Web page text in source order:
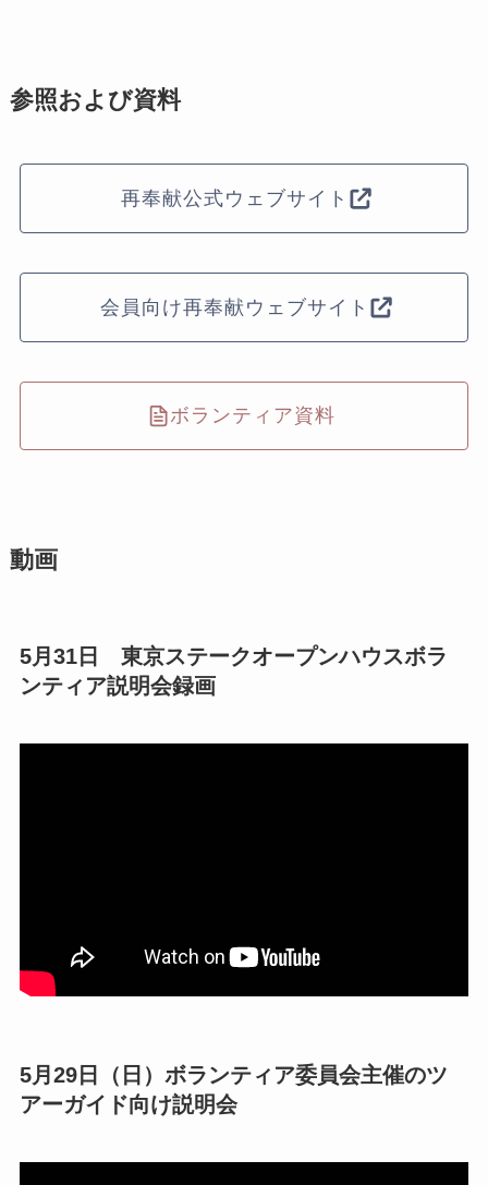
参照および資料
再奉献公式ウェブサイト
会員向け再奉献ウェブサイト
ボランティア資料
動画
5月31日 東京ステークオープンハウスボラ
ンティア説明会録画
5月29日（日）ボランティア委員会主催のツ
アーガイド向け説明会